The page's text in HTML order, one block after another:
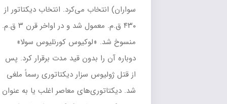
سواران) انتخاب می‌کرد. انتخاب دیکتاتور از
۴۳۰ ق.م. معمول شد و در اواخر قرن ۳ ق.م.
منسوخ شد. «لوکیوس کورنلیوس سولا»
دوباره آن را بدون قید مدت برقرار کرد. پس
ژولیوس سزاردیکتاتوری رسماً ملغی
شد. دیکتاتوری‌های معاصر اغلب یا به عنوان